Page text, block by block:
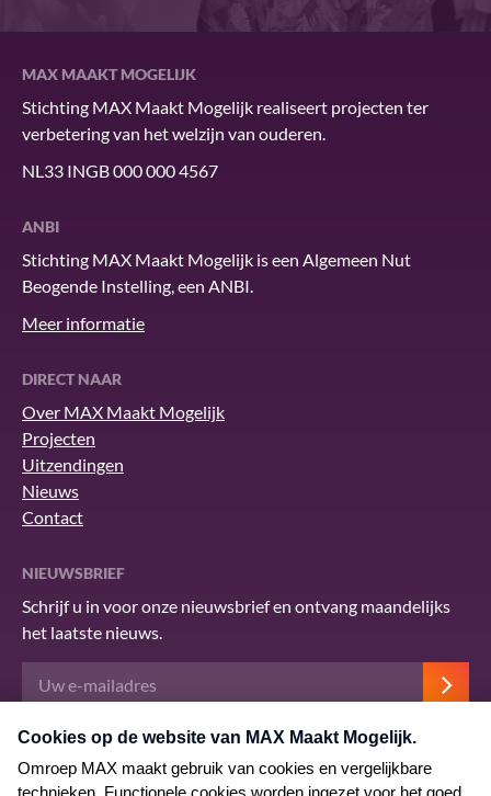
MAX MAAKT MOGELIJK
Stichting MAX Maakt Mogelijk realiseert projecten ter
verbetering van het welzijn van ouderen.
NL33 INGB 000 000 4567
ANBI
Stichting MAX Maakt Mogelijk is een Algemeen Nut
Beogende Instelling, een ANBI.
Meer informatie
DIRECT NAAR
Over MAX Maakt Mogelijk
Projecten
Uitzendingen
Nieuws
Contact
NIEUWSBRIEF
Schrijf u in voor onze nieuwsbrief en ontvang maandelijks
het laatste nieuws.
Deze site wordt beschermd door reCAPTCHA en het Googleprivacybeleid.
servicevoorwaarden